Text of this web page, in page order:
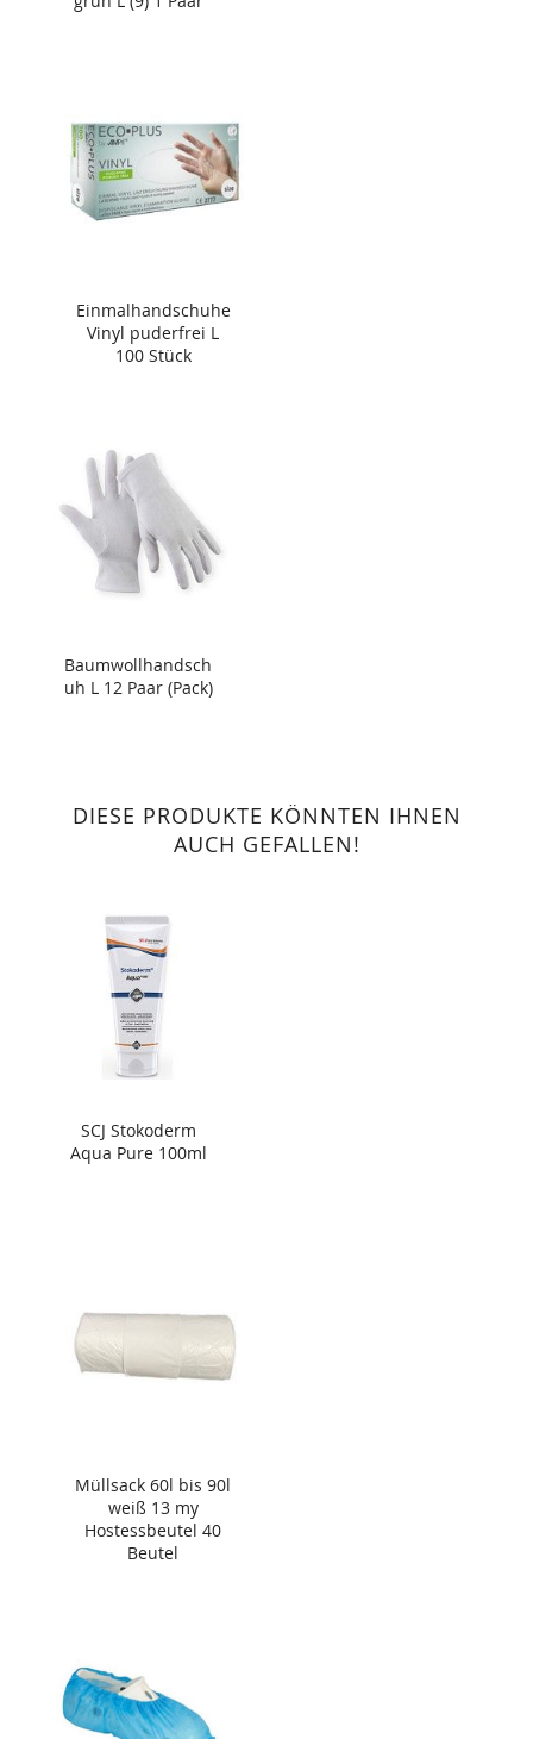
Einmalhandschuhe
Vinyl puderfrei L
100 Stück
Baumwollhandsch
uh L 12 Paar (Pack)
DIESE PRODUKTE KÖNNTEN IHNEN
AUCH GEFALLEN!
SCJ Stokoderm
Aqua Pure 100ml
Müllsack 60l bis 90l
weiß 13 my
Hostessbeutel 40
Beutel